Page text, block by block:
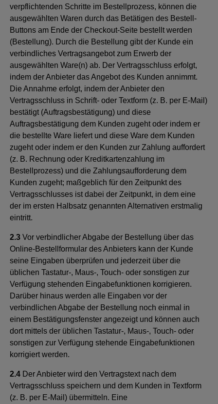
verpflichtenden Schritte im Bestellprozess, können die
ausgewählten Waren durch das Betätigen des Bestell-
Buttons am Ende der Checkout-Seite bestellt werden
(Bestellung). Durch die Bestellung gibt der Kunde ein
verbindliches Vertragsangebot zum Erwerb der
ausgewählten Ware(n) ab. Der Vertragsschluss erfolgt,
indem der Anbieter das Angebot des Kunden annimmt.
Die Annahme erfolgt, indem der Anbieter den
Vertragsschluss in Schrift- oder Textform (z. B. per E-Mail)
bestätigt (Auftragsbestätigung) und diese
Auftragsbestätigung dem Kunden zugeht oder indem er
die bestellte Ware liefert und diese Ware dem Kunden
zugeht oder indem er den Kunden zur Zahlung auffordert
(z. B. Rechnung oder Kreditkartenzahlung im
Bestellprozess) und die Zahlungsaufforderung dem
Kunden zugeht; maßgeblich für den Zeitpunkt des
Vertragsschlusses ist dabei der Zeitpunkt, in dem eine
der im ersten Halbsatz genannten Alternativen erstmalig
eintritt.
2.3 Vor verbindlicher Abgabe der Bestellung über das
Online-Bestellformular des Anbieters kann der Kunde
seine Eingaben überprüfen und jederzeit über die
üblichen Tastatur-, Maus-, Touch- oder sonstigen zur
Verfügung stehenden Eingabefunktionen korrigieren.
Darüber hinaus werden alle Eingaben vor der
verbindlichen Abgabe der Bestellung noch einmal in
einem Bestätigungsfenster angezeigt und können auch
dort mittels der üblichen Tastatur-, Maus-, Touch- oder
sonstigen zur Verfügung stehende Eingabefunktionen
korrigiert werden.
2.4 Der Anbieter wird den Vertragstext nach dem
Vertragsschluss speichern und dem Kunden in Textform
(z. B. per E-Mail) übermitteln. Eine